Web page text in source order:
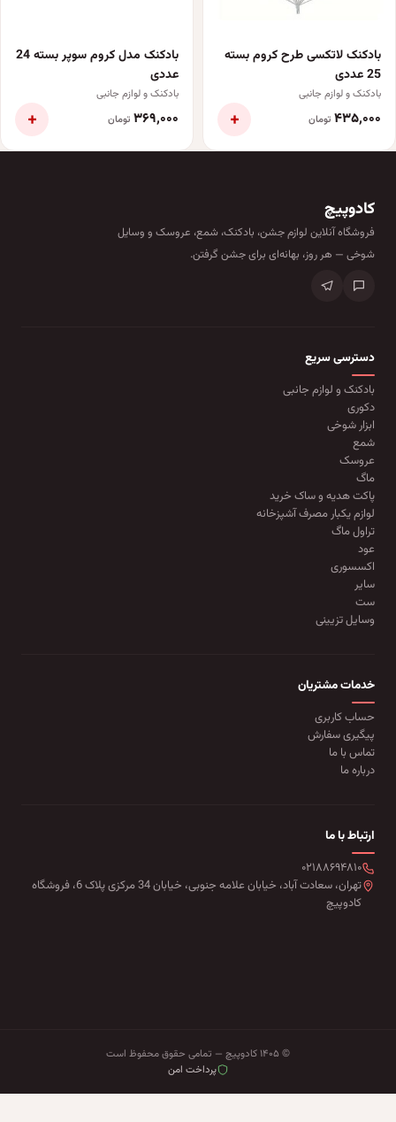
بادکنک لاتکسی طرح کروم بسته
25 عددی
بادکنک و لوازم جانبی
۴۳۵٬۰۰۰ تومان +
بادکنک مدل کروم سوپر بسته 24
عددی
بادکنک و لوازم جانبی
۳۶۹٬۰۰۰ تومان +
کادوپیچ
فروشگاه آنلاین لوازم جشن، بادکنک، شمع، عروسک و وسایل
شوخی — هر روز، بهانه‌ای برای جشن گرفتن.
دسترسی سریع
بادکنک و لوازم جانبی
دکوری
ابزار شوخی
شمع
عروسک
ماگ
پاکت هدیه و ساک خرید
لوازم یکبار مصرف آشپزخانه
تراول ماگ
عود
اکسسوری
سایر
ست
وسایل تزیینی
خدمات مشتریان
حساب کاربری
پیگیری سفارش
تماس با ما
درباره ما
ارتباط با ما
۰۲۱۸۸۶۹۴۸۱۰
تهران، سعادت آباد، خیابان علامه جنوبی، خیابان 34 مرکزی پلاک 6، فروشگاه
کادوپیچ
© ۱۴۰۵ کادوپیچ — تمامی حقوق محفوظ است
پرداخت امن